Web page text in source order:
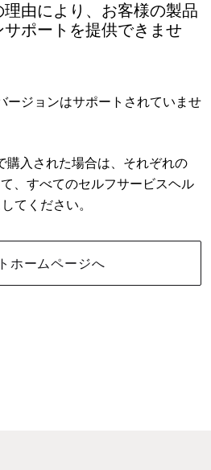
由により、お客様の製品
ポートを提供できませ
ージョンはサポートされていませ
購入された場合は、それぞれの
、すべてのセルフサービスヘル
てください。
ホームページへ